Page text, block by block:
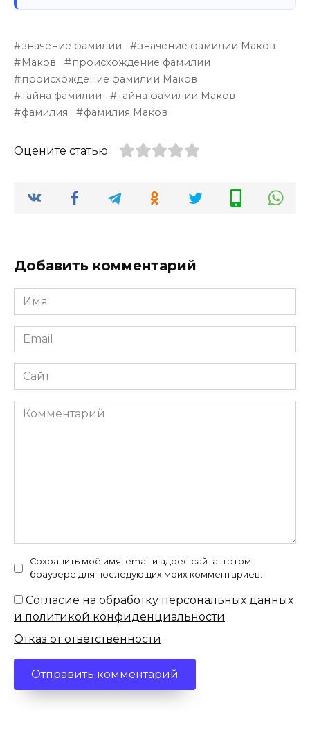
значение фамилии
значение фамилии Маков
Маков
происхождение фамилии
происхождение фамилии Маков
тайна фамилии
тайна фамилии Маков
фамилия
фамилия Маков
Оцените статью
Добавить комментарий
Имя
*
Email
*
Сайт
Комментарий
Сохранить моё имя, email и адрес сайта в этом
браузере для последующих моих комментариев.
Согласие на обработку персональных данных
и политикой конфиденциальности
Отказ от ответственности